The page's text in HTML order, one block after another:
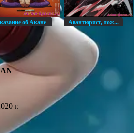
об Акане Авантюрист, пож...
г.